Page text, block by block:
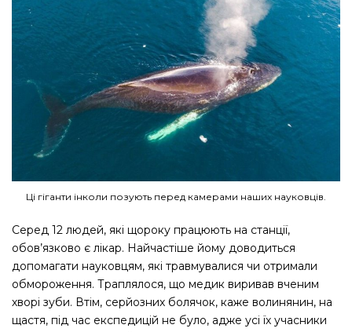
Ці гіганти інколи позують перед камерами наших науковців.
Серед 12 людей, які щороку працюють на станції,
обов’язково є лікар. Найчастіше йому доводиться
допомагати науковцям, які травмувалися чи отримали
обмороження. Траплялося, що медик виривав вченим
хворі зуби. Втім, серйозних болячок, каже волинянин, на
щастя, під час експедицій не було, адже усі їх учасники